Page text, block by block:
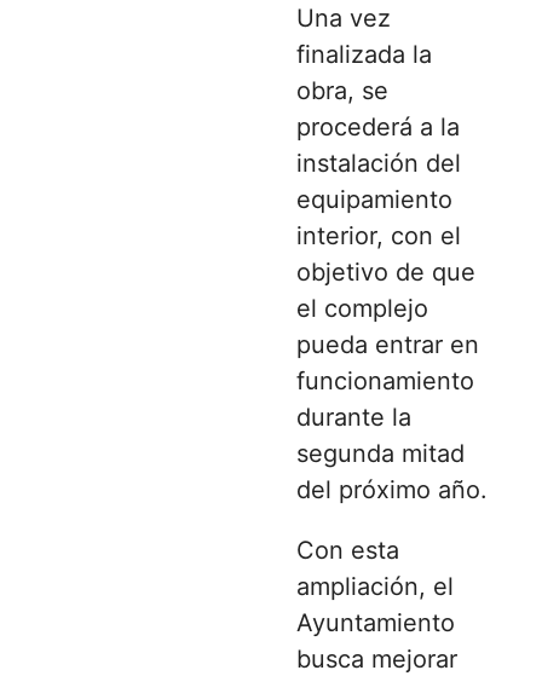
Una vez
finalizada la
obra, se
procederá a la
instalación del
equipamiento
interior, con el
objetivo de que
el complejo
pueda entrar en
funcionamiento
durante la
segunda mitad
del próximo año.
Con esta
ampliación, el
Ayuntamiento
busca mejorar